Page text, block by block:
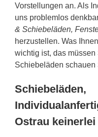
Vorstellungen an. Als
uns problemlos
& Schiebeläden,
herzustellen. Was
wichtig ist, das
Schiebeläden
Schiebeläden,
Ostrau